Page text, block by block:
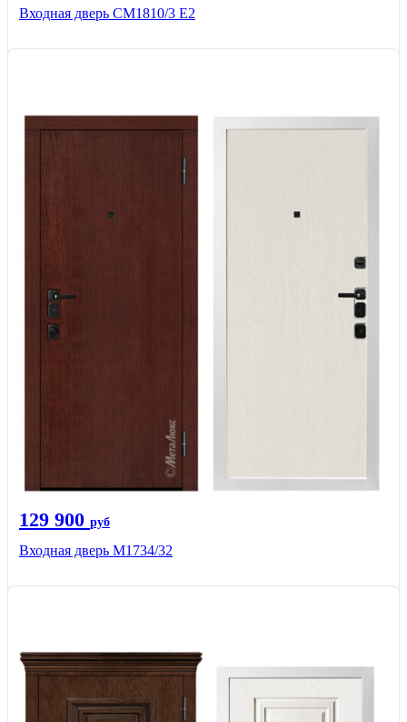
Входная дверь СМ1810/3 Е2
129 900 руб
Входная дверь М1734/32